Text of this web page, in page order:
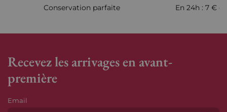
Conservation parfaite En 24h : 7 €
Recevez les arrivages en avant-
première
Email